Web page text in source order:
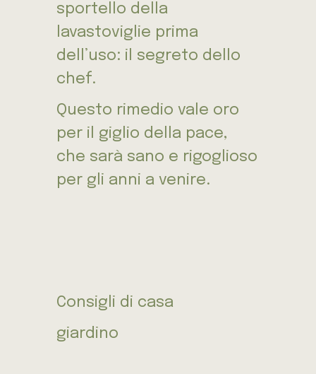
sportello della
lavastoviglie prima
dell’uso: il segreto dello
chef.
Questo rimedio vale oro
per il giglio della pace,
che sarà sano e rigoglioso
per gli anni a venire.
Consigli di casa
giardino